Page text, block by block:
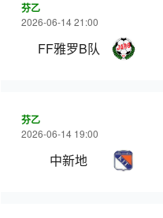
芬乙
2026-06-14 21:00
FF雅罗B队
芬乙
2026-06-14 19:00
中新地